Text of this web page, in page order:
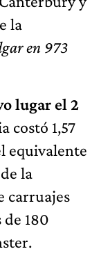
la
en 973
lugar el 2
costó 1,57
equivalente
la
carruajes
180